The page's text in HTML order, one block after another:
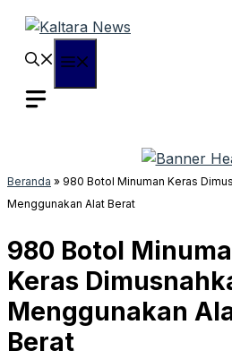
Langsung
Beranda » 980 Botol Minuman Keras
Menggunakan Alat Berat
980 Botol
Keras
Menggunakan
Berat